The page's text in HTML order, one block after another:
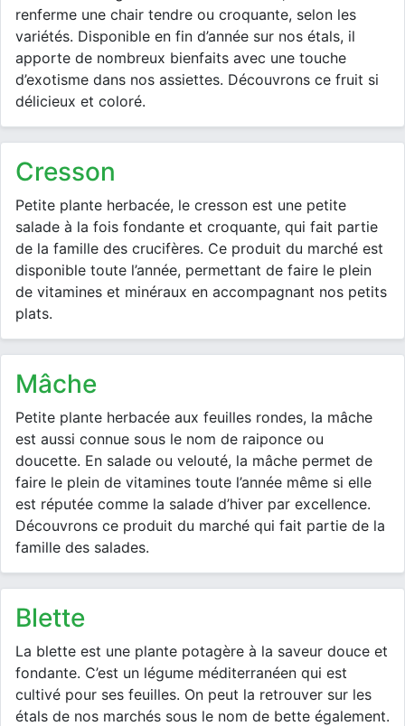
renferme une chair tendre ou croquante, selon les
variétés. Disponible en fin d’année sur nos étals, il
apporte de nombreux bienfaits avec une touche
d’exotisme dans nos assiettes. Découvrons ce fruit si
délicieux et coloré.
cresson
Petite plante herbacée, le cresson est une petite
salade à la fois fondante et croquante, qui fait partie
de la famille des crucifères. Ce produit du marché est
disponible toute l’année, permettant de faire le plein
de vitamines et minéraux en accompagnant nos petits
plats.
mâche
Petite plante herbacée aux feuilles rondes, la mâche
est aussi connue sous le nom de raiponce ou
doucette. En salade ou velouté, la mâche permet de
faire le plein de vitamines toute l’année même si elle
est réputée comme la salade d’hiver par excellence.
Découvrons ce produit du marché qui fait partie de la
famille des salades.
blette
La blette est une plante potagère à la saveur douce et
fondante. C’est un légume méditerranéen qui est
cultivé pour ses feuilles. On peut la retrouver sur les
étals de nos marchés sous le nom de bette également.